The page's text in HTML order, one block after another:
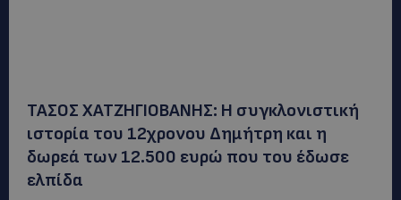
ΤΑΣΟΣ ΧΑΤΖΗΓΙΟΒΑΝΗΣ: Η συγκλονιστική
ιστορία του 12χρονου Δημήτρη και η
δωρεά των 12.500 ευρώ που του έδωσε
ελπίδα